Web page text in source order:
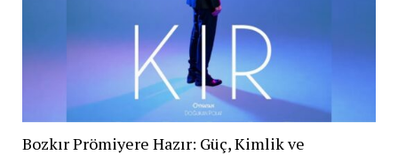
Bozkır Prömiyere Hazır: Güç, Kimlik ve